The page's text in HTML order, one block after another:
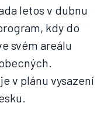
letos v dubnu
kdy do
svém areálu
v plánu vysazení